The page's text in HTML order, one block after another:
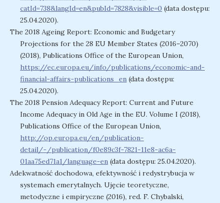
catId=738&langId=en&pubId=7828&visible=0 (data dostępu:
25.04.2020).
The 2018 Ageing Report: Economic and Budgetary
Projections for the 28 EU Member States (2016–2070)
(2018), Publications Office of the European Union,
https://ec.europa.eu/info/publications/economic-and-
financial-affairs-publications_en(data dostępu:
25.04.2020).
The 2018 Pension Adequacy Report: Current and Future
Income Adequacy in Old Age in the EU. Volume I (2018),
Publications Office of the European Union,
http://op.europa.eu/en/publication-
detail/-/publication/f0e89c3f-7821-11e8-ac6a-
01aa75ed71a1/language-en(data dostępu: 25.04.2020).
Adekwatność dochodowa, efektywność i redystrybucja w
systemach emerytalnych. Ujęcie teoretyczne,
metodyczne i empiryczne (2016), red. F. Chybalski,